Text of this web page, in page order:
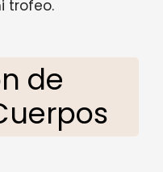
trofeo.
de